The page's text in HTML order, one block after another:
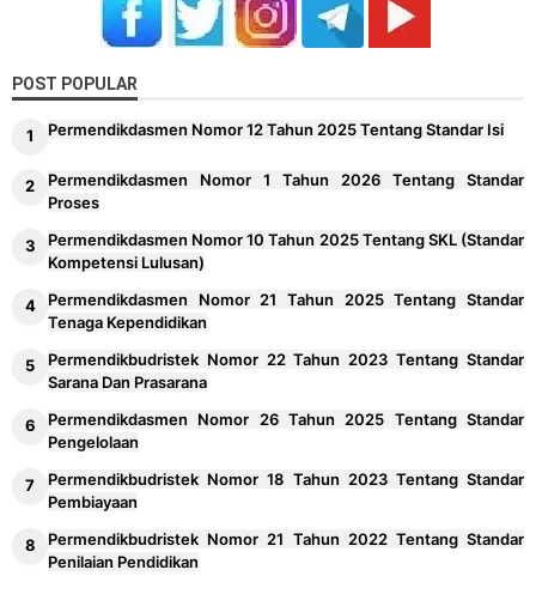
POST POPULAR
Permendikdasmen Nomor 12 Tahun 2025 Tentang Standar Isi
Permendikdasmen Nomor 1 Tahun 2026 Tentang Standar
Proses
Permendikdasmen Nomor 10 Tahun 2025 Tentang SKL (Standar
Kompetensi Lulusan)
Permendikdasmen Nomor 21 Tahun 2025 Tentang Standar
Tenaga Kependidikan
Permendikbudristek Nomor 22 Tahun 2023 Tentang Standar
Sarana Dan Prasarana
Permendikdasmen Nomor 26 Tahun 2025 Tentang Standar
Pengelolaan
Permendikbudristek Nomor 18 Tahun 2023 Tentang Standar
Pembiayaan
Permendikbudristek Nomor 21 Tahun 2022 Tentang Standar
Penilaian Pendidikan